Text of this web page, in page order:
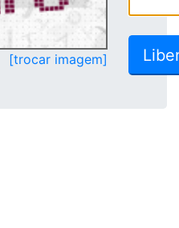
[trocar imagem]